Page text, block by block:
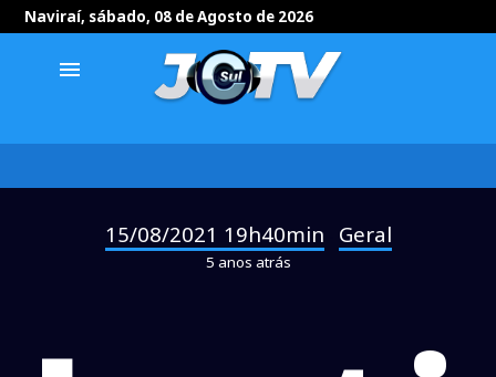
Naviraí, sábado, 08 de Agosto de 2026
menu
15/08/2021 19h40min Geral
5 anos atrás